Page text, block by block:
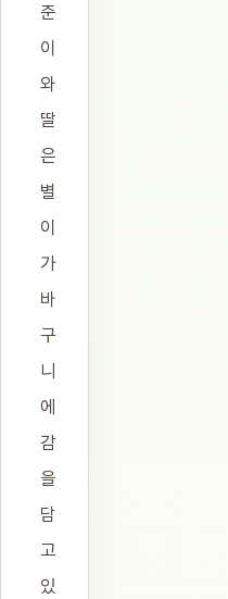
준
이
와
딸
은
별
이
가
바
구
니
에
감
을
담
고
있